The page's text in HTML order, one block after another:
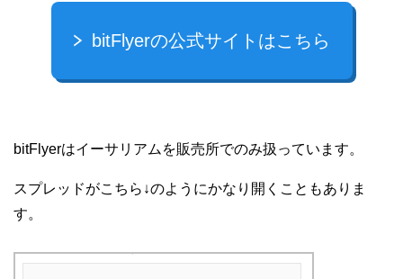
bitFlyerの公式サイトはこちら
bitFlyerはイーサリアムを販売所でのみ扱っています。
スプレッドがこちら↓のようにかなり開くこともありま
す。